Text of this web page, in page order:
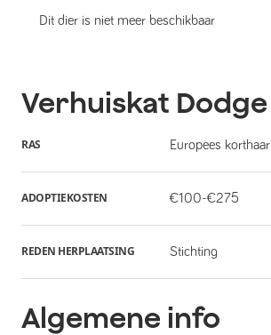
Dit dier is niet meer beschikbaar
Verhuiskat Dodge
RAS Europees korthaar
ADOPTIEKOSTEN €100-€275
REDEN HERPLAATSING Stichting
Algemene info